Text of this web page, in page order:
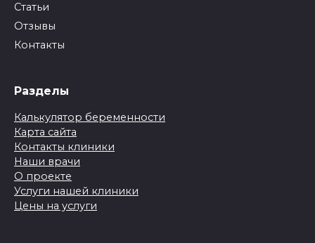
Статьи
Отзывы
Контакты
Разделы
Калькулятор беременности
Карта сайта
Контакты клиники
Наши врачи
О проекте
Услуги нашей клиники
Цены на услуги